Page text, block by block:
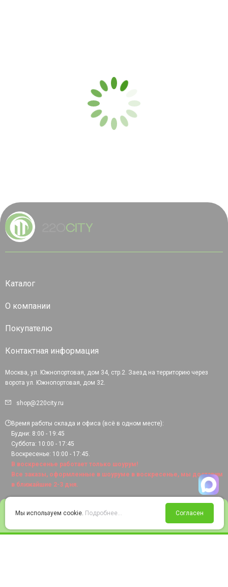
Войти Избранное Корзина
Каталог
О компании
Покупателю
Контактная информация
Москва, ул. Южнопортовая, дом 34, стр.2. Заезд на территорию через
ворота ул. Южнопортовая, дом 32.
shop@220city.ru
Время работы склада и офиса (всё в одном месте):
Будни: 8:00 - 19:45
Суббота: 10:00 - 17:45
Воскресенье: 10:00 - 17:45.
В воскресенье работает только шоурум!
Все заказы, оформленные в шоуруме в воскресенье, мы доставим
в ближайшие 2-3 дня.
Мы используем cookie. Подробнее... Согласен